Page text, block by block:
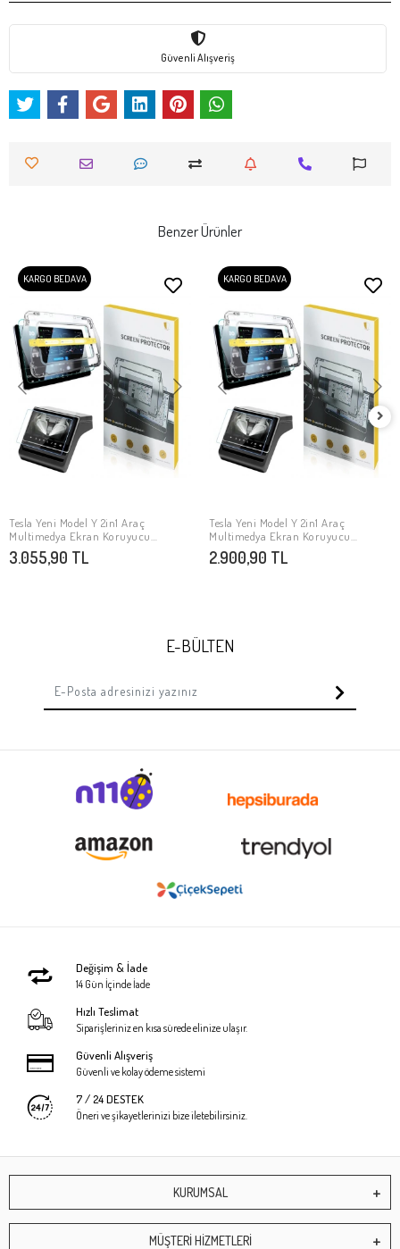
Güvenli Alışveriş
Benzer Ürünler
KARGO BEDAVA
SEPETE EKLE
Tesla Yeni Model Y 2in1 Araç
Multimedya Ekran Koruyucu
Uygulama Aparatlı Zore Premium
Mat Temperli Cam Ekran Koruyucu
3.055,90 TL
KARGO BEDAVA
SEPETE EKLE
Tesla Yeni Model Y 2in1 Araç
Multimedya Ekran Koruyucu
Uygulama Aparatlı Zore Premium
Temperli Cam Ekran Koruyucu
2.900,90 TL
E-BÜLTEN
Değişim & İade
14 Gün İçinde İade
Hızlı Teslimat
Siparişleriniz en kısa sürede elinize ulaşır.
Güvenli Alışveriş
Güvenli ve kolay ödeme sistemi
7 / 24 DESTEK
Öneri ve şikayetlerinizi bize iletebilirsiniz.
KURUMSAL
MÜŞTERİ HİZMETLERİ